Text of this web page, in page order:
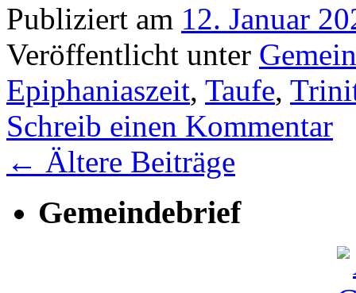
Publiziert am 12. Januar
Veröffentlicht unter
Epiphaniaszeit, Taufe,
Schreib einen Kommentar
← Ältere Beiträge
Gemeindebrief